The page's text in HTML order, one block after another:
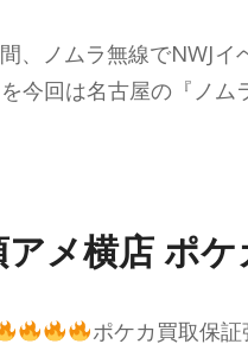
、ノムラ無線でNWJイ
今回は名古屋の『ノム
メ横店 ポ
ポケカ買取保証